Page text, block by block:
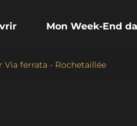
Mon Week-End
Via ferrata - Rochetaillée